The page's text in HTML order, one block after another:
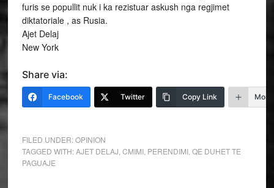
furis se popullit nuk i ka rezistuar askush nga regjimet
diktatoriale , as Rusia.
Ajet Delaj
New York
Share via:
Facebook Twitter Copy Link More
FILED UNDER:OPINION
TAGGED WITH:AJET DELAJ CMIMI, PERENDIMI, QE DUHET TE
PAGUAJE